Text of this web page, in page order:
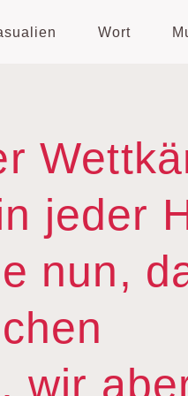
Wort
jeder
nun,
wir